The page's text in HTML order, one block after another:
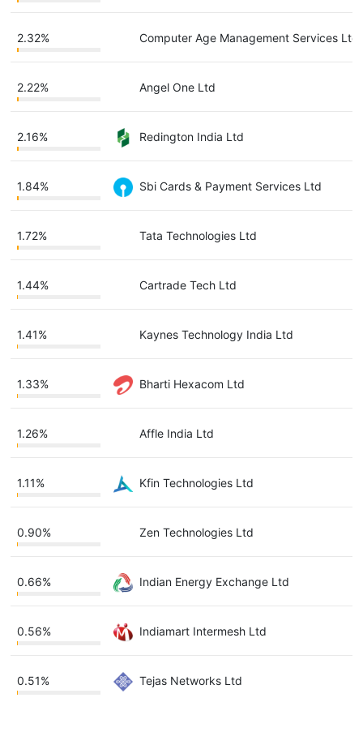
2.32% Computer Age Management Services Ltd
2.22% Angel One Ltd
2.16% Redington India Ltd
1.84% Sbi Cards & Payment Services Ltd
1.72% Tata Technologies Ltd
1.44% Cartrade Tech Ltd
1.41% Kaynes Technology India Ltd
1.33% Bharti Hexacom Ltd
1.26% Affle India Ltd
1.11% Kfin Technologies Ltd
0.90% Zen Technologies Ltd
0.66% Indian Energy Exchange Ltd
0.56% Indiamart Intermesh Ltd
0.51% Tejas Networks Ltd